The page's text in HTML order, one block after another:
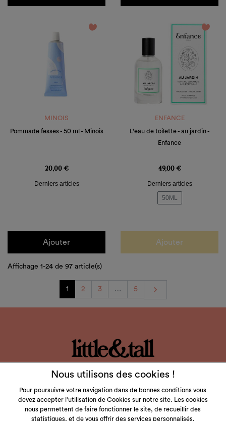
favorite_border
MINOIS
Pommade fesses - 50 ml - Minois
20,00 €
Derniers articles
Ajouter
favorite_border
ENFANCE
L'eau de toilette - au jardin -
Enfance
49,00 €
Derniers articles
50ML
Ajouter
Affichage 1-24 de 97 article(s)
1 2 3 … 5 Suivant

LITTLE & TALL
SERVICE CLIENT
NOS MARQUES
Nous utilisons des cookies !
Pour poursuivre votre navigation dans de bonnes conditions vous
devez accepter l'utilisation de Cookies sur notre site. Les cookies
nous permettent de faire fonctionner le site, de recueillir des
statistiques, et de vous offrir des services personnalisés.